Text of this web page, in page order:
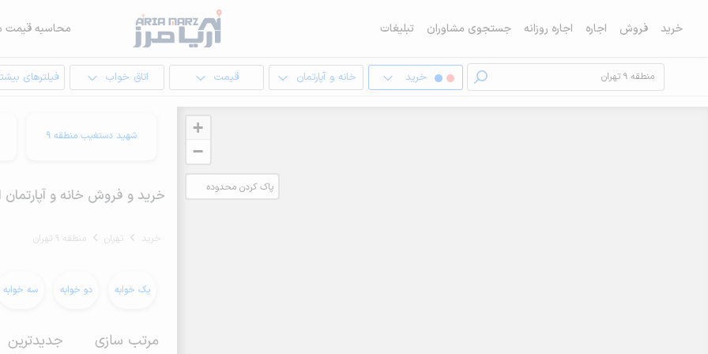
خرید فروش اجاره اجاره روزانه جستجوی مشاوران تبلیغات محاسبه قیمت
خرید خانه و آپارتمان قیمت اتاق خواب فیلترهای
+
−
پاک کردن محدوده
شهید دستغیب منطقه 9
خرید و فروش خانه و آپارتمان از 200 متر در منطقه 9
خرید تهران منطقه 9 تهران
یک خوابه دو خوابه سه خوابه
مرتب سازی جدیدترین